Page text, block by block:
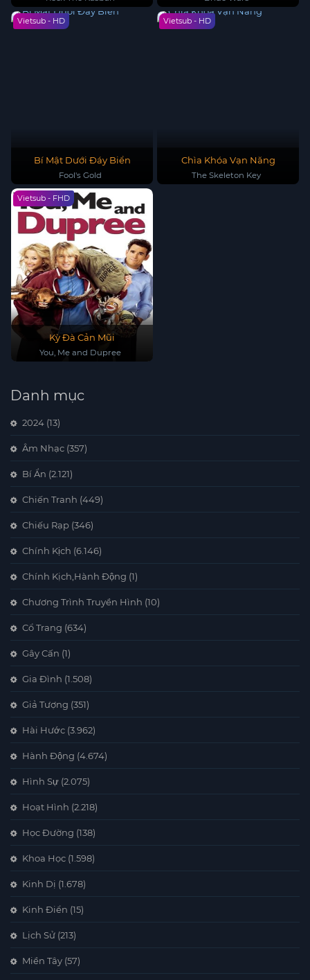
Vietsub - HD
Bí Mật Dưới Đáy Biển
Fool's Gold
Vietsub - HD
Chìa Khóa Vạn Năng
The Skeleton Key
Vietsub - FHD
Kỳ Đà Cản Mũi
You, Me and Dupree
Danh mục
2024 (13)
Âm Nhạc (357)
Bí Ẩn (2.121)
Chiến Tranh (449)
Chiếu Rạp (346)
Chính Kịch (6.146)
Chính Kịch,Hành Động (1)
Chương Trình Truyền Hình (10)
Cổ Trang (634)
Gây Cấn (1)
Gia Đình (1.508)
Giả Tượng (351)
Hài Hước (3.962)
Hành Động (4.674)
Hình Sự (2.075)
Hoạt Hình (2.218)
Học Đường (138)
Khoa Học (1.598)
Kinh Dị (1.678)
Kinh Điển (15)
Lịch Sử (213)
Miền Tây (57)